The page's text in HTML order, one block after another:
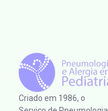
Criado em 1986, o